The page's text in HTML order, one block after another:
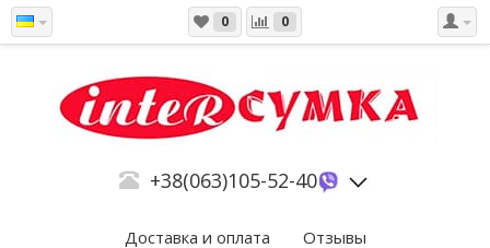
0 0
+38(063)105-52-40
Доставка и оплата Отзывы